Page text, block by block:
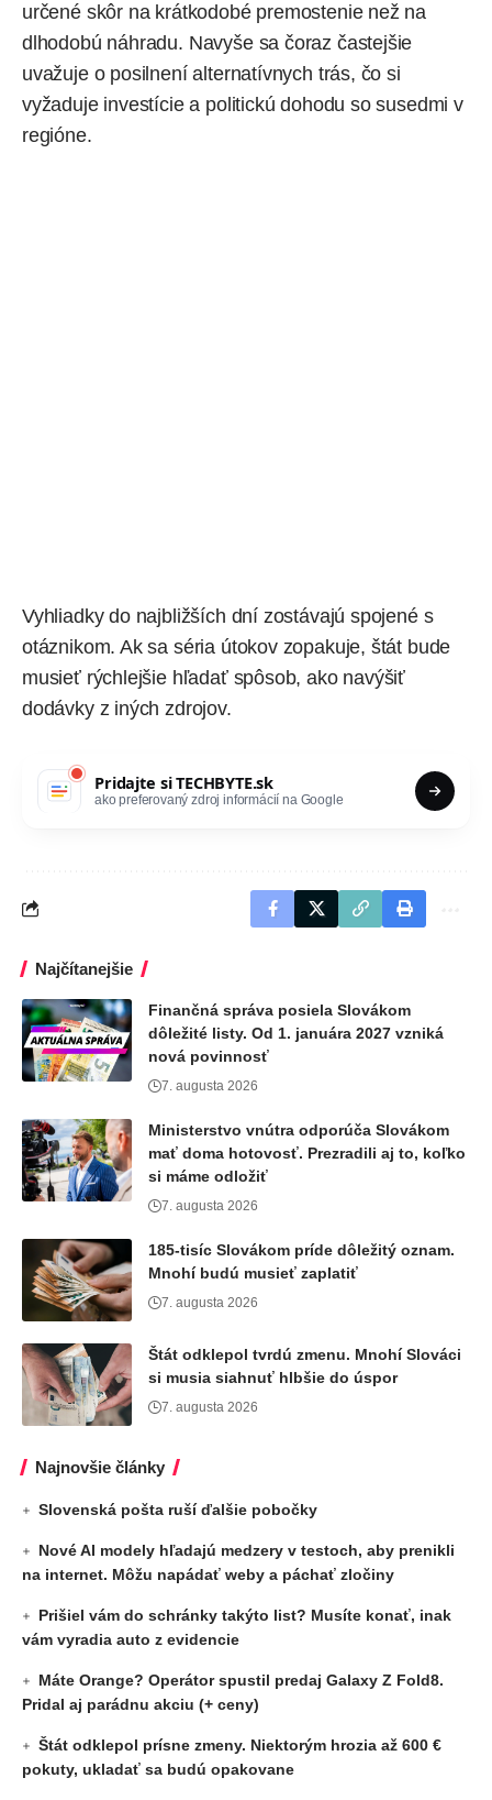
určené skôr na krátkodobé premostenie než na
dlhodobú náhradu. Navyše sa čoraz častejšie
uvažuje o posilnení alternatívnych trás, čo si
vyžaduje investície a politickú dohodu so susedmi v
regióne.
Vyhliadky do najbližších dní zostávajú spojené s
otáznikom. Ak sa séria útokov zopakuje, štát bude
musieť rýchlejšie hľadať spôsob, ako navýšiť
dodávky z iných zdrojov.
Pridajte siTECHBYTE.sk
ako preferovaný zdroj informácií na Google
Najčítanejšie
Finančná správa posiela Slovákom
dôležité listy. Od 1. januára 2027 vzniká
nová povinnosť
7. augusta 2026
Ministerstvo vnútra odporúča Slovákom
mať doma hotovosť. Prezradili aj to, koľko
si máme odložiť
7. augusta 2026
185-tisíc Slovákom príde dôležitý oznam.
Mnohí budú musieť zaplatiť
7. augusta 2026
Štát odklepol tvrdú zmenu. Mnohí Slováci
si musia siahnuť hlbšie do úspor
7. augusta 2026
Najnovšie články
Slovenská pošta ruší ďalšie pobočky
Nové AI modely hľadajú medzery v testoch, aby prenikli
na internet. Môžu napádať weby a páchať zločiny
Prišiel vám do schránky takýto list? Musíte konať, inak
vám vyradia auto z evidencie
Máte Orange? Operátor spustil predaj Galaxy Z Fold8.
Pridal aj parádnu akciu (+ ceny)
Štát odklepol prísne zmeny. Niektorým hrozia až 600 €
pokuty, ukladať sa budú opakovane